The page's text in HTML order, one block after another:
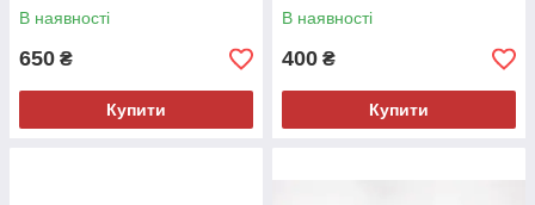
В наявності
650 ₴
Купити
В наявності
400 ₴
Купити